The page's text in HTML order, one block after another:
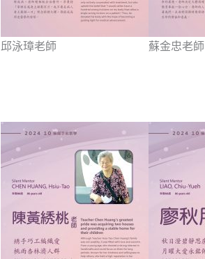
邱泳璋老師 蘇金忠老師